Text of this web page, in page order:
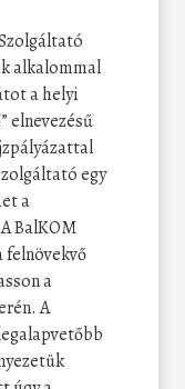
alkalommal
a helyi
elnevezésű
egy
a
BalKOM
a
A